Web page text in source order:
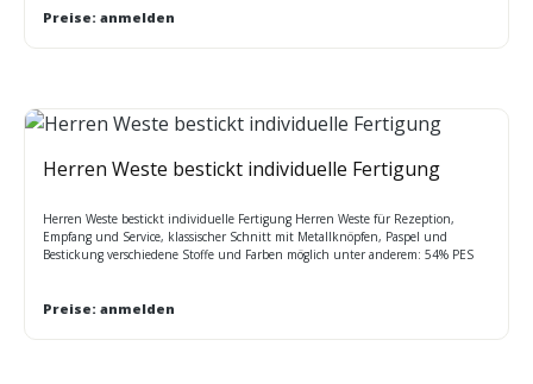
Preise: anmelden
Herren Weste bestickt individuelle Fertigung
Herren Weste bestickt individuelle Fertigung Herren Weste für Rezeption,
Empfang und Service, klassischer Schnitt mit Metallknöpfen, Paspel und
Bestickung verschiedene Stoffe und Farben möglich unter anderem: 54% PES
ca. 45 Tage Pflege: chemisch reinigen
Preise: anmelden